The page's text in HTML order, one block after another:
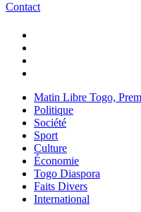
Contact
Matin Libre Togo,
Politique
Société
Sport
Culture
Économie
Togo Diaspora
Faits Divers
International